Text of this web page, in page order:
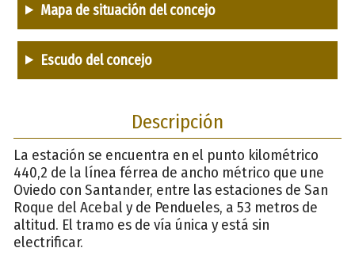
Mapa de situación del concejo
Escudo del concejo
Descripción
La estación se encuentra en el punto kilométrico
440,2 de la línea férrea de ancho métrico que une
Oviedo con Santander, entre las estaciones de San
Roque del Acebal y de Pendueles, a 53 metros de
altitud. El tramo es de vía única y está sin
electrificar.